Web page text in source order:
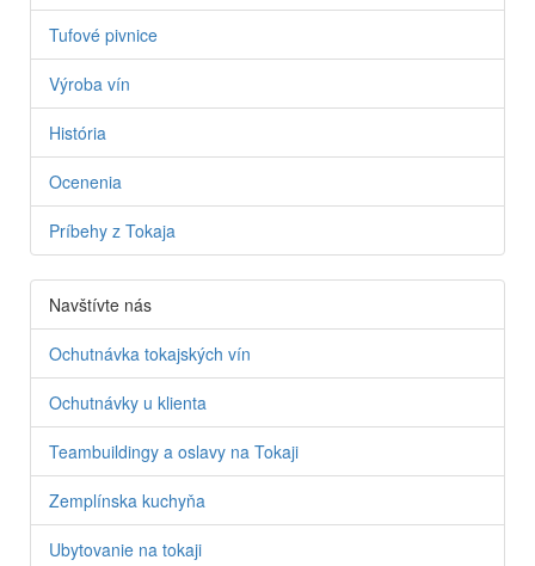
Tufové pivnice
Výroba vín
História
Ocenenia
Príbehy z Tokaja
Navštívte nás
Ochutnávka tokajských vín
Ochutnávky u klienta
Teambuildingy a oslavy na Tokaji
Zemplínska kuchyňa
Ubytovanie na tokaji